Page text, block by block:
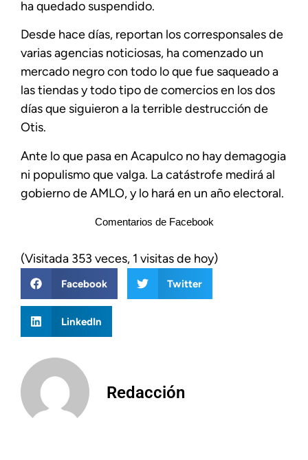
ha quedado suspendido.
Desde hace días, reportan los corresponsales de
varias agencias noticiosas, ha comenzado un
mercado negro con todo lo que fue saqueado a
las tiendas y todo tipo de comercios en los dos
días que siguieron a la terrible destrucción de
Otis.
Ante lo que pasa en Acapulco no hay demagogia
ni populismo que valga. La catástrofe medirá al
gobierno de AMLO, y lo hará en un año electoral.
Comentarios de Facebook
(Visitada 353 veces, 1 visitas de hoy)
Facebook Twitter
LinkedIn
Redacción